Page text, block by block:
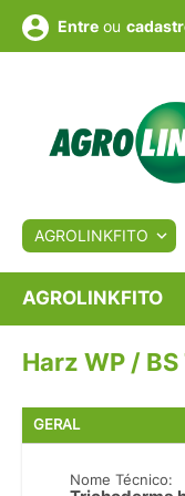
BIOLÓGICOS
Conversor
Entre ou
AGROLINKFITO
AGROLINKFITO
Harz WP /
GERAL
Nome Técnico: